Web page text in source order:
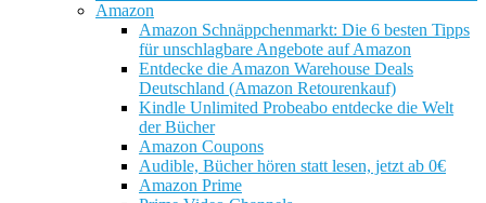
Amazon
Amazon Schnäppchenmarkt: Die 6 besten Tipps
für unschlagbare Angebote auf Amazon
Entdecke die Amazon Warehouse Deals
Deutschland (Amazon Retourenkauf)
Kindle Unlimited Probeabo entdecke die Welt
der Bücher
Amazon Coupons
Audible, Bücher hören statt lesen, jetzt ab 0€
Amazon Prime